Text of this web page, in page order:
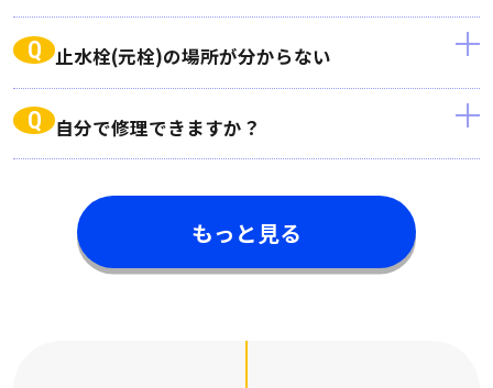
Q 止水栓(元栓)の場所が分からない
Q 自分で修理できますか？
もっと見る